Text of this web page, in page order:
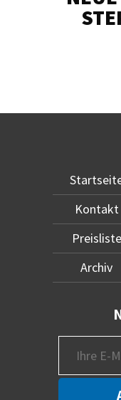
Kontakt
Preisliste
Archiv